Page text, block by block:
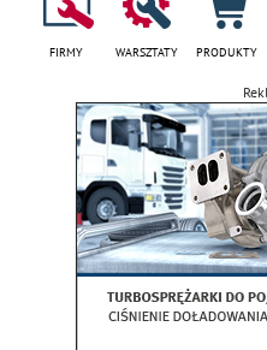
FIRMY WARSZTATY PRODUKTY